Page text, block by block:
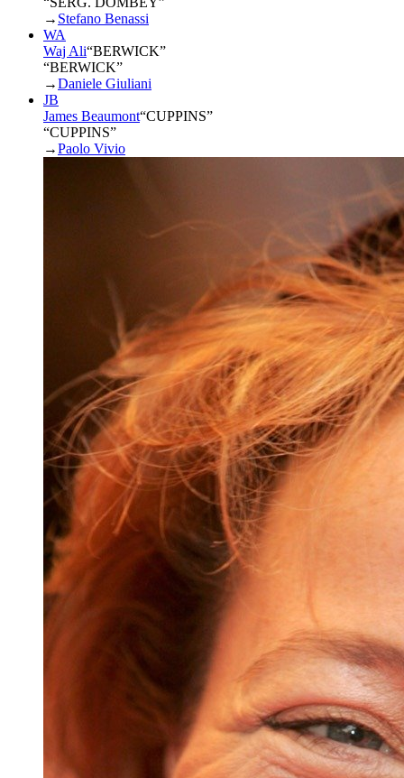
→ Stefano Benassi
WA
Waj Ali“BERWICK”
“BERWICK”
→Daniele Giuliani
JB
James Beaumont“CUPPINS”
“CUPPINS”
→Paolo Vivio